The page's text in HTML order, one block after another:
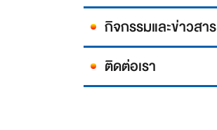
กิจกรรมและข่าวสาร
ติดต่อเรา